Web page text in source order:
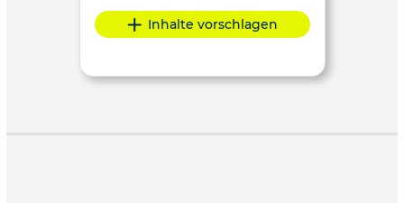
Inhalte vorschlagen